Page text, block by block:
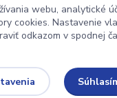
webu, analytické
cookies. Nastavenie
odkazom v spodnej